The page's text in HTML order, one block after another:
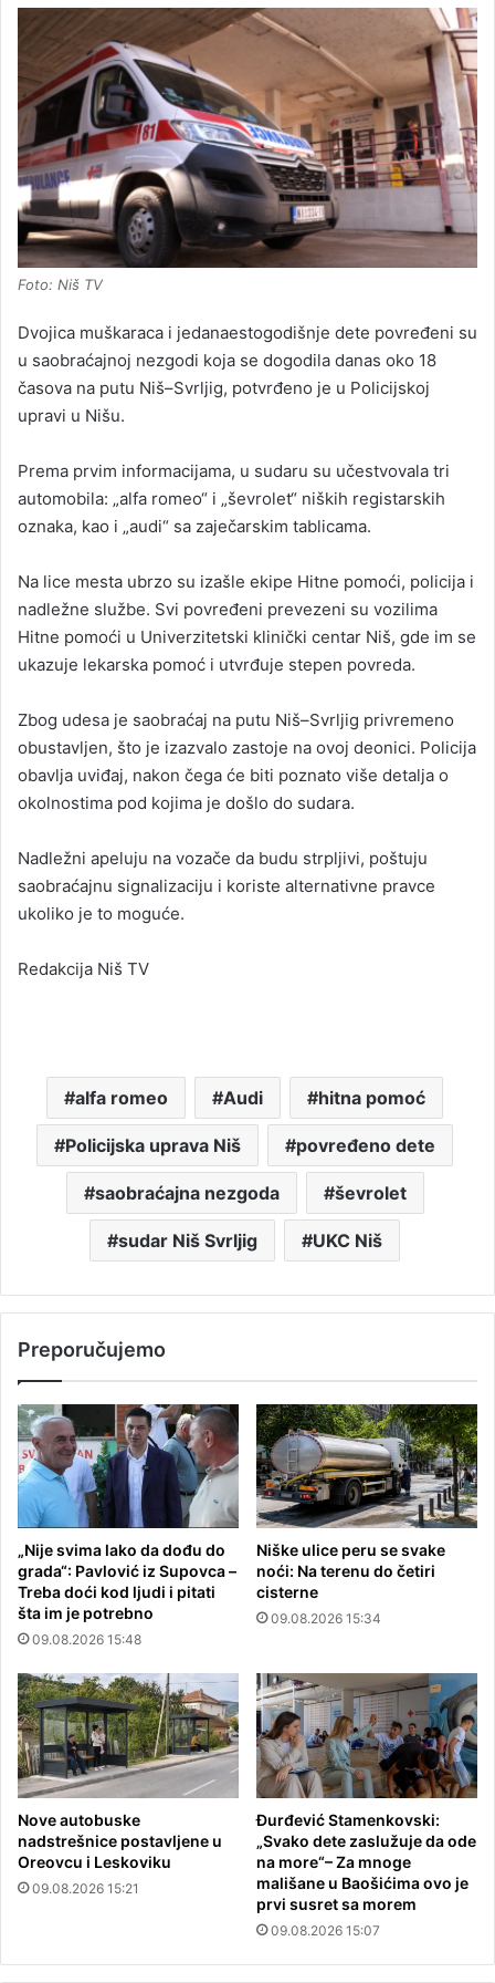
Foto: Niš TV
Dvojica muškaraca i jedanaestogodišnje dete povređeni su
u saobraćajnoj nezgodi koja se dogodila danas oko 18
časova na putu Niš–Svrljig, potvrđeno je u Policijskoj
upravi u Nišu.
Prema prvim informacijama, u sudaru su učestvovala tri
automobila: „alfa romeo“ i „ševrolet“ niških registarskih
oznaka, kao i „audi“ sa zaječarskim tablicama.
Na lice mesta ubrzo su izašle ekipe Hitne pomoći, policija i
nadležne službe. Svi povređeni prevezeni su vozilima
Hitne pomoći u Univerzitetski klinički centar Niš, gde im se
ukazuje lekarska pomoć i utvrđuje stepen povreda.
Zbog udesa je saobraćaj na putu Niš–Svrljig privremeno
obustavljen, što je izazvalo zastoje na ovoj deonici. Policija
obavlja uviđaj, nakon čega će biti poznato više detalja o
okolnostima pod kojima je došlo do sudara.
Nadležni apeluju na vozače da budu strpljivi, poštuju
saobraćajnu signalizaciju i koriste alternativne pravce
ukoliko je to moguće.
Redakcija Niš TV
alfa romeo Audi hitna pomoć
Policijska uprava Niš povređeno dete
saobraćajna nezgoda ševrolet
sudar Niš Svrljig UKC Niš
Preporučujemo
„Nije svima lako da dođu do
grada“: Pavlović iz Supovca –
Treba doći kod ljudi i pitati
šta im je potrebno
09.08.2026 15:48
Niške ulice peru se svake
noći: Na terenu do četiri
cisterne
09.08.2026 15:34
Nove autobuske
nadstrešnice postavljene u
Oreovcu i Leskoviku
09.08.2026 15:21
Đurđević Stamenkovski:
„Svako dete zaslužuje da ode
na more“– Za mnoge
mališane u Baošićima ovo je
prvi susret sa morem
09.08.2026 15:07